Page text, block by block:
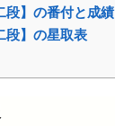
段】の番付と成績
段】の星取表